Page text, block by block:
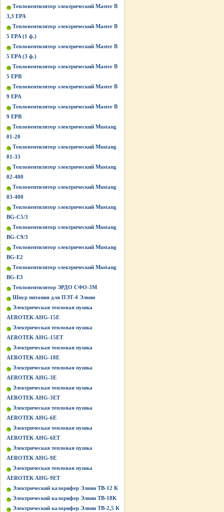
Тепловентилятор электрический Master B
3,3 EPA
Тепловентилятор электрический Master B
5 EPA (1 ф.)
Тепловентилятор электрический Master B
5 EPA (3 ф.)
Тепловентилятор электрический Master B
5 EPB
Тепловентилятор электрический Master B
9 EPA
Тепловентилятор электрический Master B
9 EPB
Тепловентилятор электрический Mustang
01-20
Тепловентилятор электрический Mustang
01-33
Тепловентилятор электрический Mustang
02-400
Тепловентилятор электрический Mustang
03-400
Тепловентилятор электрический Mustang
BG-C5/3
Тепловентилятор электрический Mustang
BG-C9/3
Тепловентилятор электрический Mustang
BG-Е2
Тепловентилятор электрический Mustang
BG-Е3
Тепловентилятор ЭРДО СФО-3М
Шнур питания для ПЭТ-4 Элвин
Электрическая тепловая пушка
AEROTEK AHG-15E
Электрическая тепловая пушка
AEROTEK AHG-15ET
Электрическая тепловая пушка
AEROTEK AHG-18E
Электрическая тепловая пушка
AEROTEK AHG-3E
Электрическая тепловая пушка
AEROTEK AHG-3ET
Электрическая тепловая пушка
AEROTEK AHG-6E
Электрическая тепловая пушка
AEROTEK AHG-6ET
Электрическая тепловая пушка
AEROTEK AHG-9E
Электрическая тепловая пушка
AEROTEK AHG-9ET
Электрический калорифер Элвин ТВ-12 К
Электрический калорифер Элвин ТВ-18К
Электрический калорифер Элвин ТВ-2,5 К